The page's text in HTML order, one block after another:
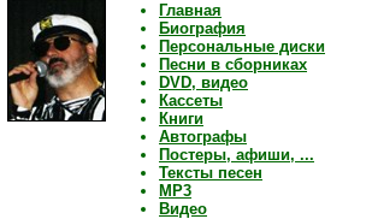
Главная
Биография
Персональные диски
Песни в сборниках
DVD, видео
Кассеты
Книги
Автографы
Постеры, афиши, ...
Тексты песен
MP3
Видео